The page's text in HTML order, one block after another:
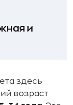
и
здесь
возраст